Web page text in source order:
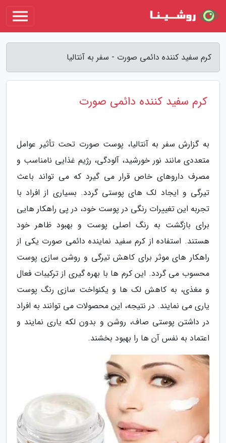
کرم سفید کننده دائمی صورت - سفر به آنتالیا
کرم سفید کننده دائمی صورت
به گزارش سفر به آنتالیا، پوست صورت تحت تأثیر عوامل
متعددی مانند نور خورشید، آلودگی، رژیم غذایی نامناسب و
مصرف داروهای خاص قرار می گیرد که می تواند باعث
تیرگی و ایجاد لک های پوستی گردد. بسیاری از افراد با
تجربه این تغییرات رنگی در پوست خود، در پی راهکار هایی
برای بازگشت به رنگ اصلی پوست و بهبود ظاهر خود
هستند. استفاده از کرم سفید نماینده دائمی صورت یکی از
راهکار های موثر برای کاهش تیرگی و روشن سازی پوست
محسوب می گردد. این کرم ها با بهره گیری از ترکیبات فعال
و مغذی، به کاهش لک ها و یکنواخت سازی رنگ پوست
یاری می نمایند. در نتیجه، این محصولات می توانند به افراد
در داشتن پوستی صاف، روشن و بدون لکه یاری نمایند و
اعتماد به نفس آن ها را بهبود بخشند.